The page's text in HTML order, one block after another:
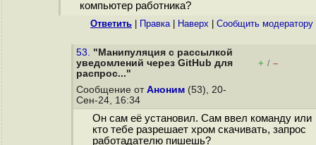
компьютер работника?
Ответить Правка| Наверх Cообщить модератору
53. "Манипуляция с рассылкой
уведомлений через GitHub для
распрос..."
+ / –
Сообщение от Аноним (53), 20-
Сен-24, 16:34
Он сам её установил. Сам ввел команду или
кто тебе разрешает хром скачивать, запрос
работадателю пишешь?